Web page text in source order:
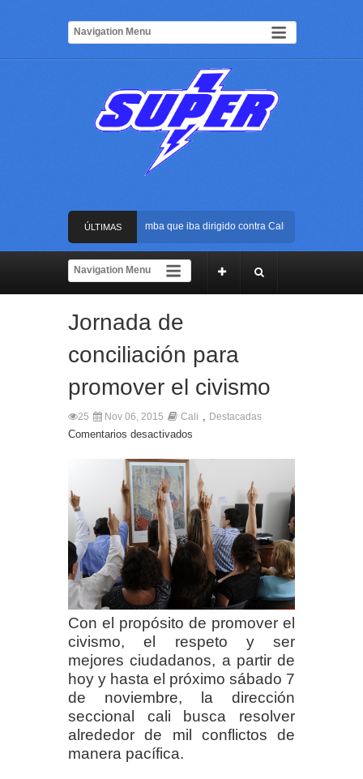
ÚLTIMAS
NOTICIAS
Frustran atentado con bus bomba que iba dirigido contra Cali durante la
La Arena USC será el escenario de la posesión presidencial de Abelardo de la
Rápida reacción policial evitó que presunto agresor escapara tras atacar a una
Frustran atentado con bus bomba que iba dirigido contra Cali durante la
Jornada de
conciliación para
promover el civismo
25 Nov 06, 2015 Cali , Destacadas
Comentarios desactivados
Con el propósito de promover el
civismo, el respeto y ser
mejores ciudadanos, a partir de
hoy y hasta el próximo sábado 7
de noviembre, la dirección
seccional cali busca resolver
alrededor de mil conflictos de
manera pacífica.